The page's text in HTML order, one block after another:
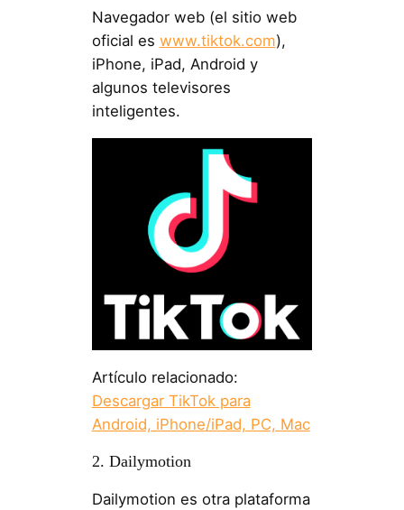
Navegador web (el sitio web
oficial es www.tiktok.com),
iPhone, iPad, Android y
algunos televisores
inteligentes.
Artículo relacionado:
Descargar TikTok para
Android, iPhone/iPad, PC, Mac
2. Dailymotion
Dailymotion es otra plataforma